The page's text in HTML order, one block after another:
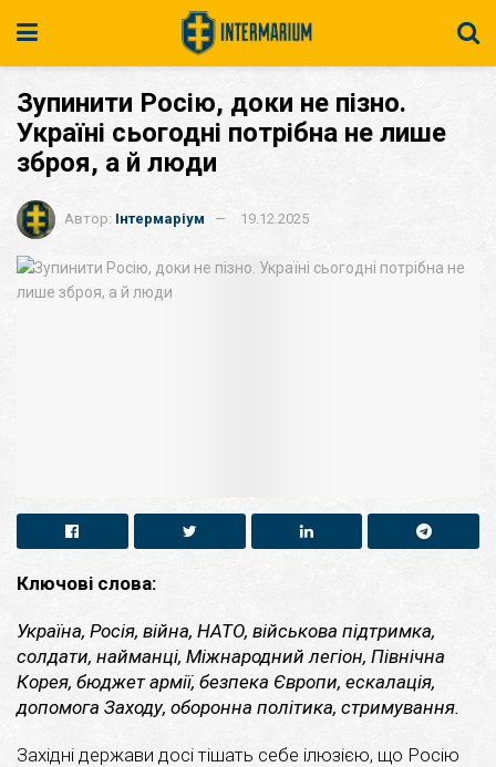
Зупинити Росію, доки не пізно.
Україні сьогодні потрібна не лише
зброя, а й люди
Автор: Інтермаріум 19.12.2025
Ключові слова:
Україна, Росія, війна, НАТО, військова підтримка,
солдати, найманці, Міжнародний легіон, Північна
Корея, бюджет армії, безпека Європи, ескалація,
допомога Заходу, оборонна політика, стримування.
Західні держави досі тішать себе ілюзією, що Росію